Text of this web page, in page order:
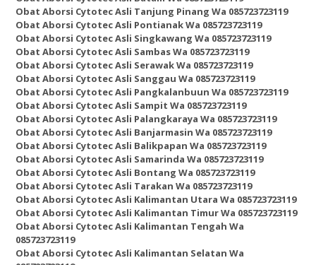
Obat Aborsi Cytotec Asli Tanjung Pinang Wa 085723723119
Obat Aborsi Cytotec Asli Pontianak Wa 085723723119
Obat Aborsi Cytotec Asli Singkawang Wa 085723723119
Obat Aborsi Cytotec Asli Sambas Wa 085723723119
Obat Aborsi Cytotec Asli Serawak Wa 085723723119
Obat Aborsi Cytotec Asli Sanggau Wa 085723723119
Obat Aborsi Cytotec Asli Pangkalanbuun Wa 085723723119
Obat Aborsi Cytotec Asli Sampit Wa 085723723119
Obat Aborsi Cytotec Asli Palangkaraya Wa 085723723119
Obat Aborsi Cytotec Asli Banjarmasin Wa 085723723119
Obat Aborsi Cytotec Asli Balikpapan Wa 085723723119
Obat Aborsi Cytotec Asli Samarinda Wa 085723723119
Obat Aborsi Cytotec Asli Bontang Wa 085723723119
Obat Aborsi Cytotec Asli Tarakan Wa 085723723119
Obat Aborsi Cytotec Asli Kalimantan Utara Wa 085723723119
Obat Aborsi Cytotec Asli Kalimantan Timur Wa 085723723119
Obat Aborsi Cytotec Asli Kalimantan Tengah Wa
085723723119
Obat Aborsi Cytotec Asli Kalimantan Selatan Wa